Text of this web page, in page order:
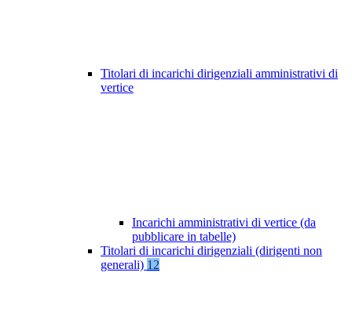
Titolari di incarichi dirigenziali amministrativi di
vertice
Incarichi amministrativi di vertice (da
pubblicare in tabelle)
Titolari di incarichi dirigenziali (dirigenti non
generali) 12